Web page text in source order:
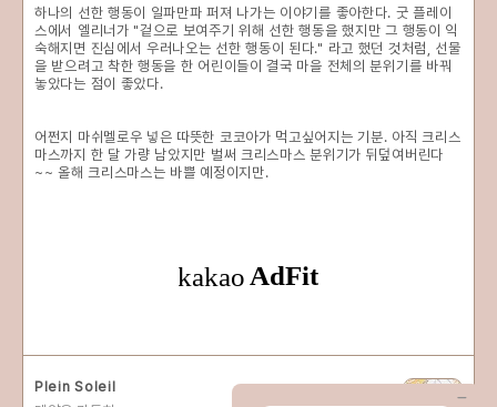
하나의 선한 행동이 일파만파 퍼져 나가는 이야기를 좋아한다. 굿 플레이
스에서 엘리너가 "겉으로 보여주기 위해 선한 행동을 했지만 그 행동이 익
숙해지면 진심에서 우러나오는 선한 행동이 된다." 라고 했던 것처럼, 선물
을 받으려고 착한 행동을 한 어린이들이 결국 마을 전체의 분위기를 바꿔
놓았다는 점이 좋았다.
어쩐지 마쉬멜로우 넣은 따뜻한 코코아가 먹고싶어지는 기분. 아직 크리스
마스까지 한 달 가량 남았지만 벌써 크리스마스 분위기가 뒤덮여버린다
~~ 올해 크리스마스는 바쁠 예정이지만.
Plein Soleil